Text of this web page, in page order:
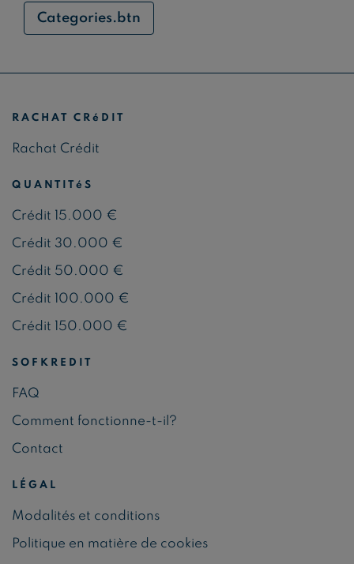
Categories.btn
RACHAT CRéDIT
Rachat Crédit
QUANTITéS
Crédit 15.000 €
Crédit 30.000 €
Crédit 50.000 €
Crédit 100.000 €
Crédit 150.000 €
SOFKREDIT
FAQ
Comment fonctionne-t-il?
Contact
LÉGAL
Modalités et conditions
Politique en matière de cookies